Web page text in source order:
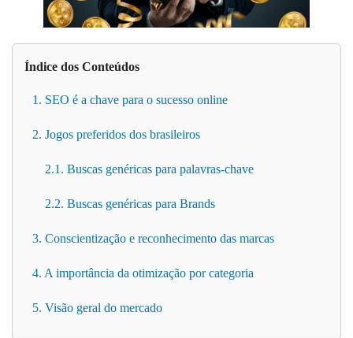
Índice dos Conteúdos
1. SEO é a chave para o sucesso online
2. Jogos preferidos dos brasileiros
2.1. Buscas genéricas para palavras-chave
2.2. Buscas genéricas para Brands
3. Conscientização e reconhecimento das marcas
4. A importância da otimização por categoria
5. Visão geral do mercado